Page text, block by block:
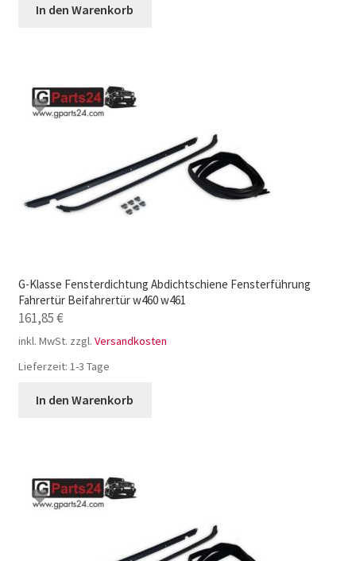
In den Warenkorb
G-Klasse Fensterdichtung Abdichtschiene Fensterführung
Fahrertür Beifahrertür w460 w461
161,85€
inkl. MwSt. zzgl. Versandkosten
Lieferzeit: 1-3 Tage
In den Warenkorb